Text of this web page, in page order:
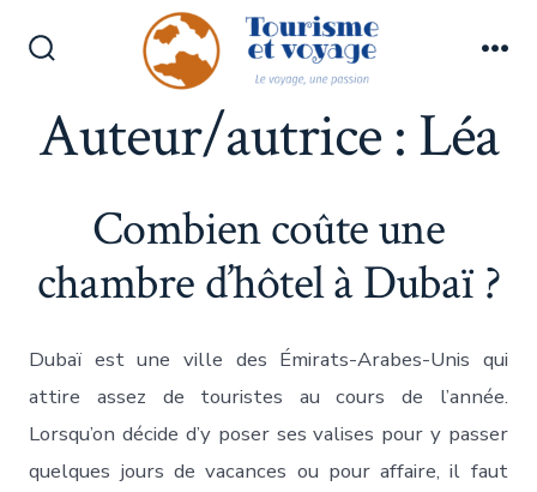
Auteur/autrice :Léa
Combien coûte une
chambre d’hôtel à Dubaï ?
Dubaï est une ville des Émirats-Arabes-Unis qui
attire assez de touristes au cours de l’année.
Lorsqu’on décide d’y poser ses valises pour y passer
quelques jours de vacances ou pour affaire, il faut